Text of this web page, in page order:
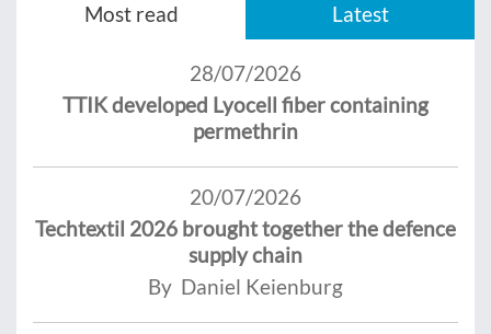
Most read Latest
28/07/2026
TTIK developed Lyocell fiber containing
permethrin
20/07/2026
Techtextil 2026 brought together the defence
supply chain
By Daniel Keienburg